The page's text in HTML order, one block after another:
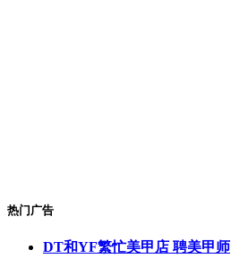
热门广告
DT和YF繁忙美甲店 聘美甲师